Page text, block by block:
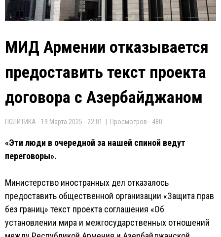
МИД Армении отказывается
предоставить текст проекта
договора с Азербайджаном
ПОЛИТИКА - 19 Марта 2025 - 22:01 | Просмотров - 480
«Эти люди в очередной за нашей спиной ведут
переговоры».
Министерство иностранных дел отказалось
предоставить общественной организации «Защита прав
без границ» текст проекта соглашения «Об
установлении мира и межгосударственных отношений